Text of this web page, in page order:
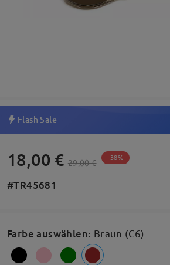
Flash Sale
18,00 € 29,00 € -38%
#TR45681
Farbe auswählen: Braun (C6)